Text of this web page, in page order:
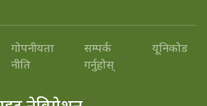
गोपनीयता
नीति
सम्पर्क
गर्नुहोस्
यूनिकोड